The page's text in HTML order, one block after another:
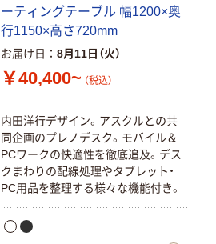
ーティングテーブル 幅1200×奥
行1150×高さ720mm
お届け日 8月11日（火）
￥40,400~ （税込）
内田洋行デザイン。アスクルとの共
同企画のプレノデスク。モバイル＆
PCワークの快適性を徹底追及。デス
クまわりの配線処理やタブレット・
PC用品を整理する様々な機能付き。